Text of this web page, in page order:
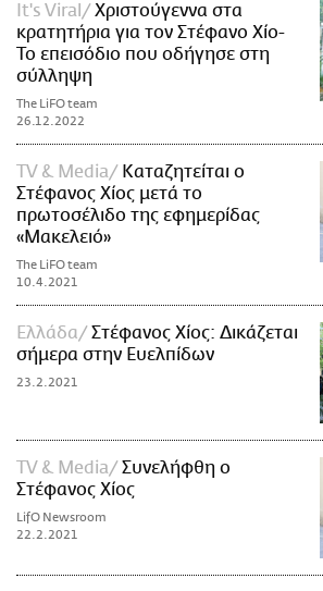
It's Viral
Χριστούγεννα στα
κρατητήρια για τον Στέφανο Χίο-
Το επεισόδιο που οδήγησε στη
σύλληψη
The LiFO team
26.12.2022
TV & Media
Καταζητείται ο
Στέφανος Χίος μετά το
πρωτοσέλιδο της εφημερίδας
«Μακελειό»
The LiFO team
10.4.2021
Ελλάδα
Στέφανος Χίος: Δικάζεται
σήμερα στην Ευελπίδων
23.2.2021
TV & Media
Συνελήφθη ο
Στέφανος Χίος
LifO Newsroom
22.2.2021